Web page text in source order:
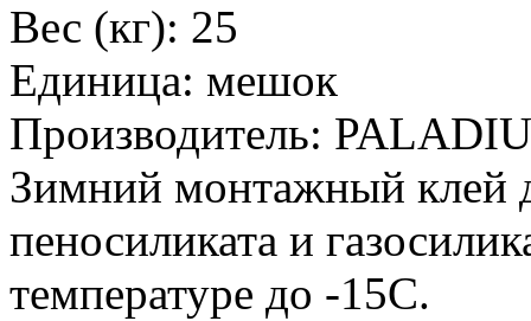
Вес (кг): 25
Единица: мешок
Производитель:
Зимний монтажный клей
пеносиликата и
температуре до -15С.